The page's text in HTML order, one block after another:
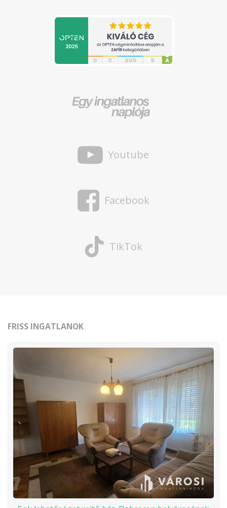
Youtube
Facebook
TikTok
FRISS INGATLANOK